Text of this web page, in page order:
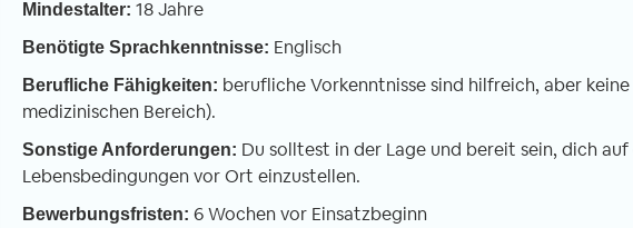
Mindestalter: 18 Jahre
Benötigte Sprachkenntnisse: Englisch
Berufliche Fähigkeiten: berufliche Vorkenntnisse sind hilfreich, aber
medizinischen Bereich).
Sonstige Anforderungen: Du solltest in der Lage und bereit sein, dich
Lebensbedingungen vor Ort einzustellen.
Bewerbungsfristen: 6 Wochen vor Einsatzbeginn